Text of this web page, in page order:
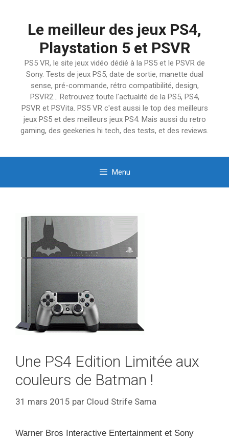
Le meilleur des jeux PS4,
Playstation 5 et PSVR
PS5 VR, le site jeux vidéo dédié à la PS5 et le PSVR de
Sony. Tests de jeux PS5, date de sortie, manette dual
sense, pré-commande, rétro compatibilité, design,
PSVR2… Retrouvez toute l'actualité de la PS5, PS4,
PSVR et PSVita. PS5 VR c'est aussi le top des meilleurs
jeux PS5 et des meilleurs jeux PS4. Mais aussi du retro
gaming, des geekeries hi tech, des tests, et des reviews.
Menu
Une PS4 Edition Limitée aux
couleurs de Batman !
31 mars 2015 par Cloud Strife Sama
Warner Bros Interactive Entertainment et Sony